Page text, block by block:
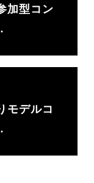
加型コン
モデルコ